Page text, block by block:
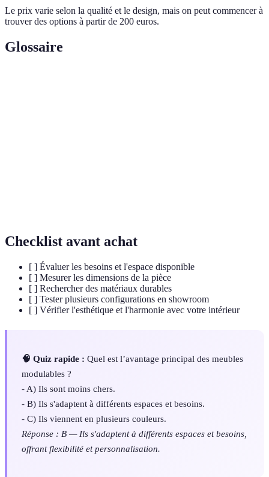
Le prix varie selon la qualité et le design, mais on peut commencer à
trouver des options à partir de 200 euros.
Glossaire
Checklist avant achat
[ ] Évaluer les besoins et l'espace disponible
[ ] Mesurer les dimensions de la pièce
[ ] Rechercher des matériaux durables
[ ] Tester plusieurs configurations en showroom
[ ] Vérifier l'esthétique et l'harmonie avec votre intérieur
🧠 Quiz rapide : Quel est l’avantage principal des meubles
modulables ?
- A) Ils sont moins chers.
- B) Ils s'adaptent à différents espaces et besoins.
- C) Ils viennent en plusieurs couleurs.
Réponse : B — Ils s'adaptent à différents espaces et besoins,
offrant flexibilité et personnalisation.